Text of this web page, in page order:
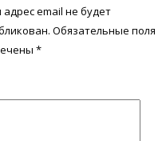
email не будет
Обязательные поля
*